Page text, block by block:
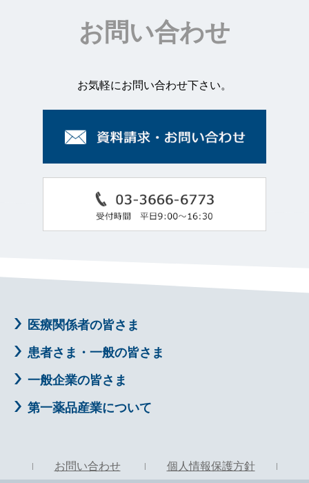
お問い合わせ
お気軽にお問い合わせ下さい。
医療関係者の皆さま
患者さま・一般の皆さま
一般企業の皆さま
第一薬品産業について
お問い合わせ 個人情報保護方針